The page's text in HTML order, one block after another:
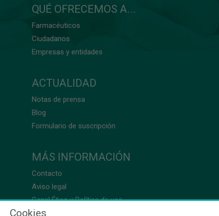
QUÉ OFRECEMOS A...
Farmacéuticos
Ciudadanos
Empresas y entidades
ACTUALIDAD
Notas de prensa
Blog
Formulario de suscripción
MÁS INFORMACIÓN
Contacto
Aviso legal
Canal Ético y Política de uso
Cookies